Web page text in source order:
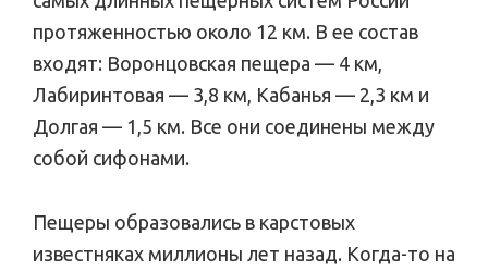
протяженностью около 12 км. В ее состав
входят: Воронцовская пещера — 4 км,
Лабиринтовая — 3,8 км, Кабанья — 2,3 км и
Долгая — 1,5 км. Все они соединены между
собой сифонами.
Пещеры образовались в карстовых
известняках миллионы лет назад. Когда-то на